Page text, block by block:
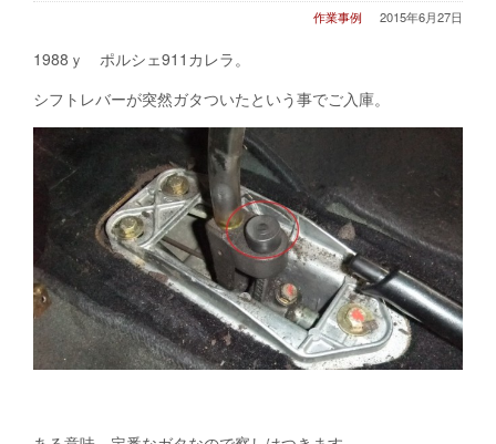
2015年6月27日
作業事例
1988ｙ ポルシェ911カレラ。
シフトレバーが突然ガタついたという事でご入庫。